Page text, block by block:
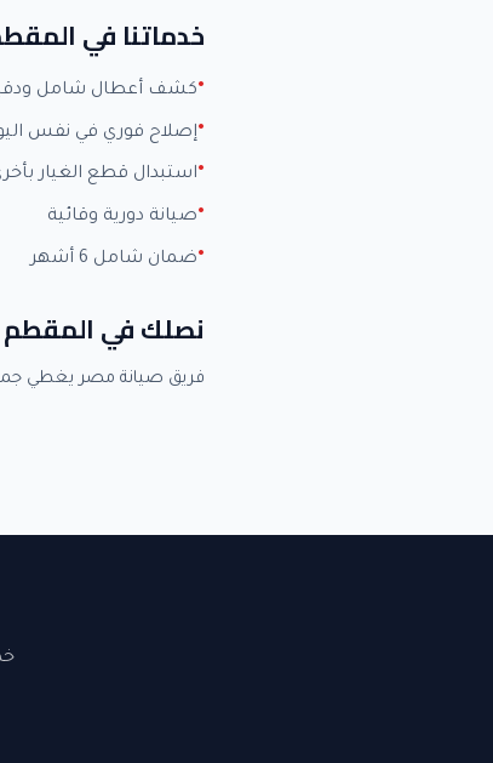
خدماتنا في
كشف أعطال شامل
إصلاح فوري في نفس
استبدال قطع الغيار
صيانة دورية وقائية
ضمان شامل 6 أشهر
نصلك في
فريق صيانة مصر يغطي
خدمة